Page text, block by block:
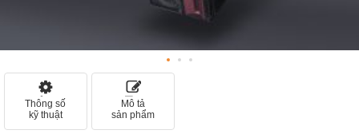
Thông số
kỹ thuật
Mô tả
sản phẩm